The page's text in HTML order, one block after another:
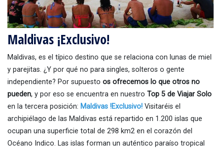
Maldivas ¡Exclusivo!
Maldivas, es el típico destino que se relaciona con lunas de miel
y parejitas. ¿Y por qué no para singles, solteros o gente
independiente? Por supuesto os ofrecemos lo que otros no
pueden, y por eso se encuentra en nuestro Top 5 de Viajar Solo
en la tercera posición: Maldivas !Exclusivo! Visitaréis el
archipiélago de las Maldivas está repartido en 1.200 islas que
ocupan una superficie total de 298 km2 en el corazón del
Océano Indico. Las islas forman un auténtico paraíso tropical